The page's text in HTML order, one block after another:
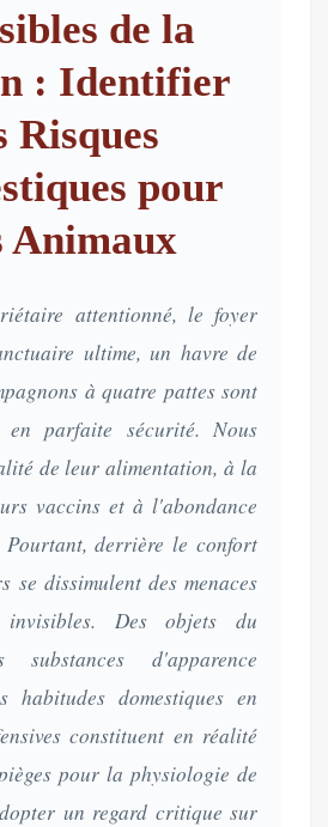
de la
: Identifier
Risques
pour
Animaux
attentionné, le foyer
ultime, un havre de
à quatre pattes sont
en parfaite sécurité. Nous
de leur alimentation, à la
vaccins et à l'abondance
derrière le confort
se dissimulent des menaces
invisibles. Des objets du
substances d'apparence
habitudes domestiques en
constituent en réalité
pour la physiologie de
un regard critique sur